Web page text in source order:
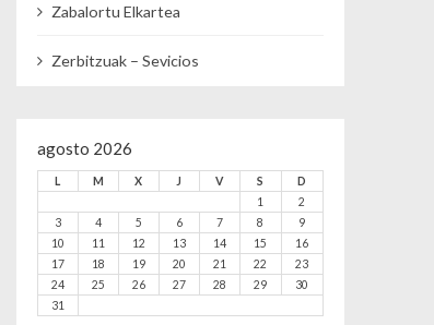
Zabalortu Elkartea
Zerbitzuak – Sevicios
agosto 2026
L M X J V S
D
1
2
3
4 5 6 7 8
9
10
11 12 13 14 15
16
17
18 19 20 21 22
23
24
25 26 27 28 29
30
31